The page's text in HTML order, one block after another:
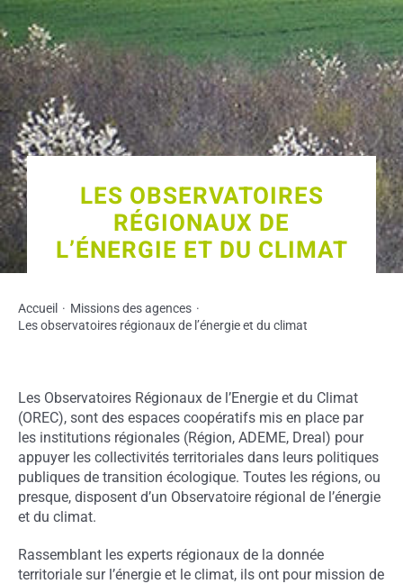
LES OBSERVATOIRES
RÉGIONAUX DE
L’ÉNERGIE ET DU CLIMAT
Accueil
Missions des agences
Les observatoires régionaux de l’énergie et du climat
Les Observatoires Régionaux de l’Energie et du Climat
(OREC), sont des espaces coopératifs mis en place par
les institutions régionales (Région, ADEME, Dreal) pour
appuyer les collectivités territoriales dans leurs politiques
publiques de transition écologique. Toutes les régions, ou
presque, disposent d’un Observatoire régional de l’énergie
et du climat.
Rassemblant les experts régionaux de la donnée
territoriale sur l’énergie et le climat, ils ont pour mission de